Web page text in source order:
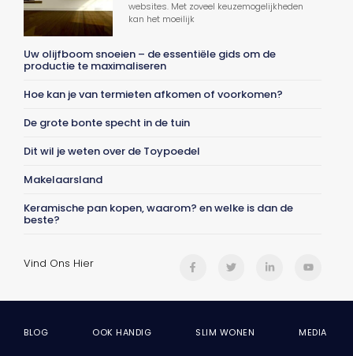
websites. Met zoveel keuzemogelijkheden
kan het moeilijk
Uw olijfboom snoeien – de essentiële gids om de
productie te maximaliseren
Hoe kan je van termieten afkomen of voorkomen?
De grote bonte specht in de tuin
Dit wil je weten over de Toypoedel
Makelaarsland
Keramische pan kopen, waarom? en welke is dan de
beste?
Vind Ons Hier
BLOG OOK HANDIG SLIM WONEN MEDIA